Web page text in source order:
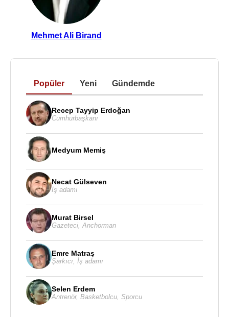
Mehmet Ali Birand
Popüler Yeni Gündemde
Recep Tayyip Erdoğan
Cumhurbaşkanı
Medyum Memiş
Necat Gülseven
İş adamı
Murat Birsel
Gazeteci,Anchorman
Emre Matraş
Şarkıcı, İş adamı
Selen Erdem
Antrenör, Basketbolcu, Sporcu